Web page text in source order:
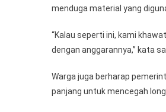
menduga material yang
“Kalau seperti ini, kami
dengan anggarannya,” kata
Warga juga berharap
panjang untuk mencegah